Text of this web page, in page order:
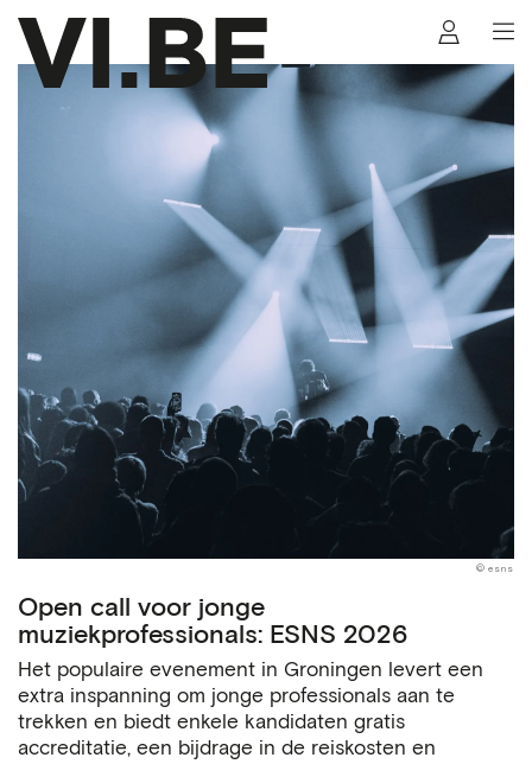
© esns
Open call voor jonge
muziekprofessionals: ESNS 2026
Het populaire evenement in Groningen levert een
extra inspanning om jonge professionals aan te
trekken en biedt enkele kandidaten gratis
accreditatie, een bijdrage in de reiskosten en